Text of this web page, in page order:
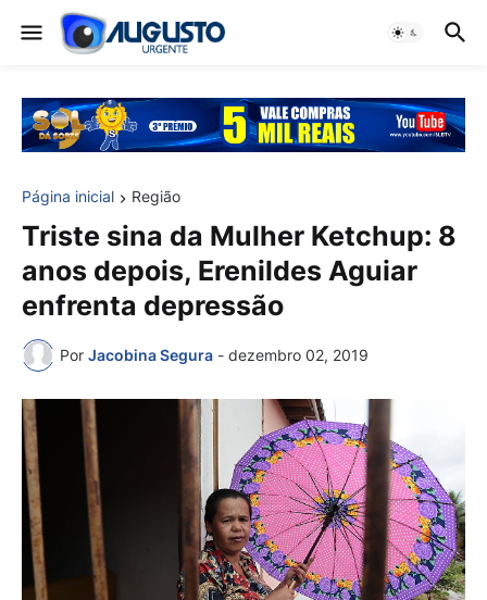
Página inicial Região
Triste sina da Mulher Ketchup: 8
anos depois, Erenildes Aguiar
enfrenta depressão
Por Jacobina Segura - dezembro 02, 2019